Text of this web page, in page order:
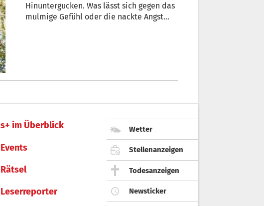
Hinuntergucken. Was lässt sich gegen das
mulmige Gefühl oder die nackte Angst
s+ im Überblick
Events
Rätsel
Leserreporter
Wetter
Stellenanzeigen
Todesanzeigen
Newsticker